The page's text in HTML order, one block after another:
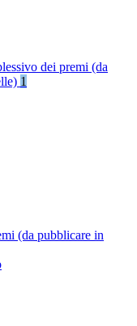
dei premi (da
1
(da pubblicare in